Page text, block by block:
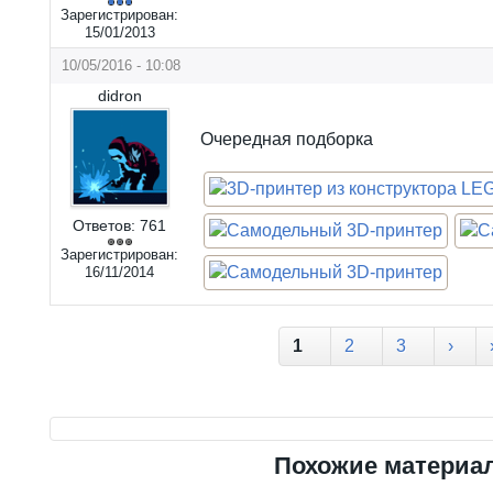
Зарегистрирован:
15/01/2013
10/05/2016 - 10:08
didron
Ответов: 761
Зарегистрирован:
16/11/2014
Очередная подборка
1 2 3 ›
Похожие